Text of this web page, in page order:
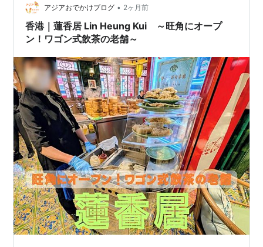
アジアおでかけブログ • 2ヶ月前
香港｜蓮香居 Lin Heung Kui ～旺角にオープ
ン！ワゴン式飲茶の老舗～